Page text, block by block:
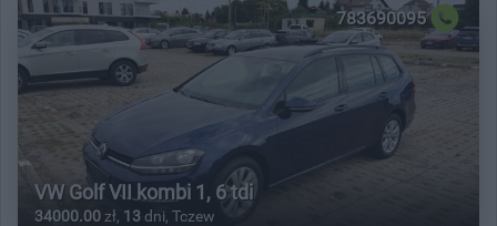
783690095
VW Golf VII kombi 1, 6 tdi
34000.00 zł, 13 dni, Tczew